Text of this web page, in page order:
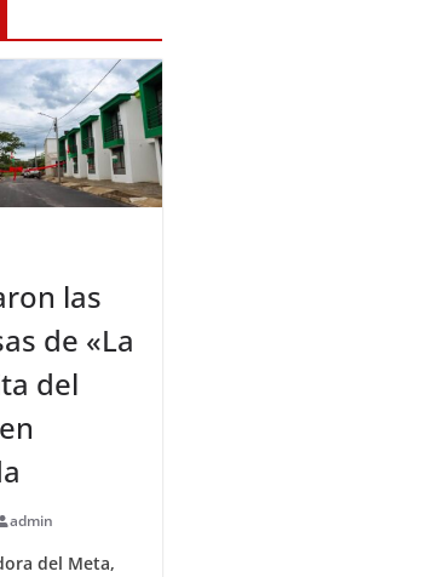
las
de «La
del
admin
del Meta,